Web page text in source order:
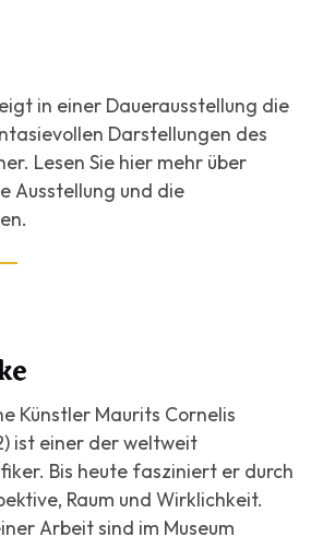
in einer Dauerausstellung die
Darstellungen des
Lesen Sie hier mehr über
Ausstellung und die
Künstler Maurits Cornelis
ist einer der weltweit
Bis heute fasziniert er durch
Raum und Wirklichkeit.
Arbeit sind im Museum